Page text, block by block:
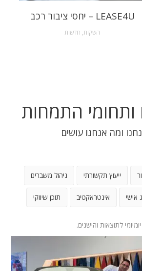
LEASE4U – יחסי ציבור רכב
השקות, חדשות
ותחומי התמחות
ומה אנחנו עושים
ייעוץ תקשורתי ניהול משברים
אישי אינטראקטיב תוכן שיווקי